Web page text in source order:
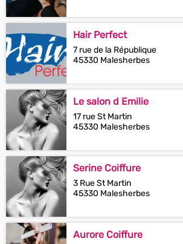
Hair Perfect
7 rue de la République
45330 Malesherbes
Le salon d Emilie
17 rue St Martin
45330 Malesherbes
Serine Coiffure
3 Rue St Martin
45330 Malesherbes
Aurore Coiffure